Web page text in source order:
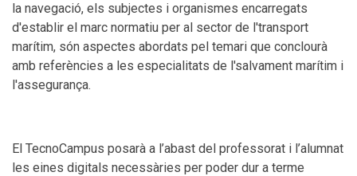
la navegació, els subjectes i organismes encarregats
d'establir el marc normatiu per al sector de l'transport
marítim, són aspectes abordats pel temari que conclourà
amb referències a les especialitats de l'salvament marítim i
l'assegurança.
El TecnoCampus posarà a l’abast del professorat i l’alumnat
les eines digitals necessàries per poder dur a terme